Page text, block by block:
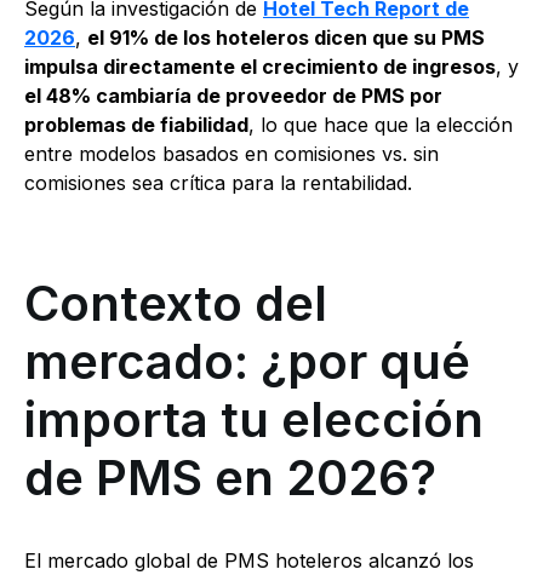
Según la investigación de Hotel Tech Report de
2026, el 91% de los hoteleros dicen que su PMS
impulsa directamente el crecimiento de ingresos, y
el 48% cambiaría de proveedor de PMS por
problemas de fiabilidad, lo que hace que la elección
entre modelos basados en comisiones vs. sin
comisiones sea crítica para la rentabilidad.
Contexto del
mercado: ¿por qué
importa tu elección
de PMS en 2026?
El mercado global de PMS hoteleros alcanzó los